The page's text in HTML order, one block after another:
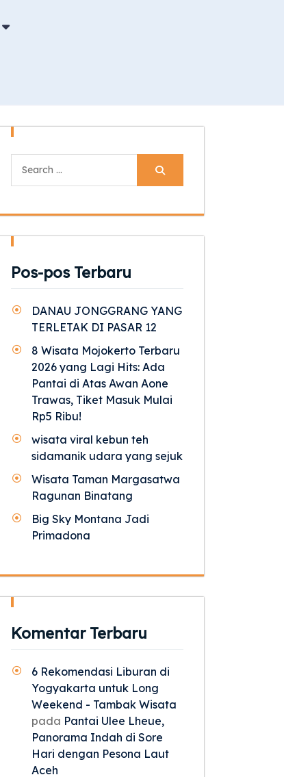
Pos-pos Terbaru
DANAU JONGGRANG YANG
TERLETAK DI PASAR 12
8 Wisata Mojokerto Terbaru
2026 yang Lagi Hits: Ada
Pantai di Atas Awan Aone
Trawas, Tiket Masuk Mulai
Rp5 Ribu!
wisata viral kebun teh
sidamanik udara yang sejuk
Wisata Taman Margasatwa
Ragunan Binatang
Big Sky Montana Jadi
Primadona
Komentar Terbaru
6 Rekomendasi Liburan di
Yogyakarta untuk Long
Weekend - Tambak Wisata
pada Pantai Ulee Lheue,
Panorama Indah di Sore
Hari dengan Pesona Laut
Aceh